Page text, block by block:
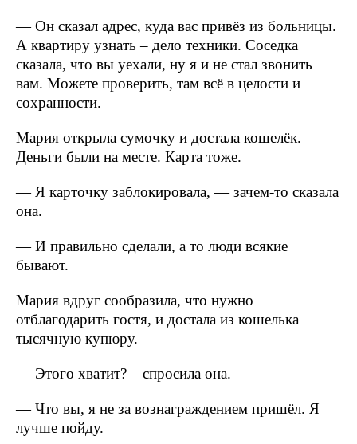
— Он сказал адрес, куда вас привёз из больницы.
А квартиру узнать – дело техники. Соседка
сказала, что вы уехали, ну я и не стал звонить
вам. Можете проверить, там всё в целости и
сохранности.
Мария открыла сумочку и достала кошелёк.
Деньги были на месте. Карта тоже.
— Я карточку заблокировала, — зачем-то сказала
она.
— И правильно сделали, а то люди всякие
бывают.
Мария вдруг сообразила, что нужно
отблагодарить гостя, и достала из кошелька
тысячную купюру.
— Этого хватит? – спросила она.
— Что вы, я не за вознаграждением пришёл. Я
лучше пойду.